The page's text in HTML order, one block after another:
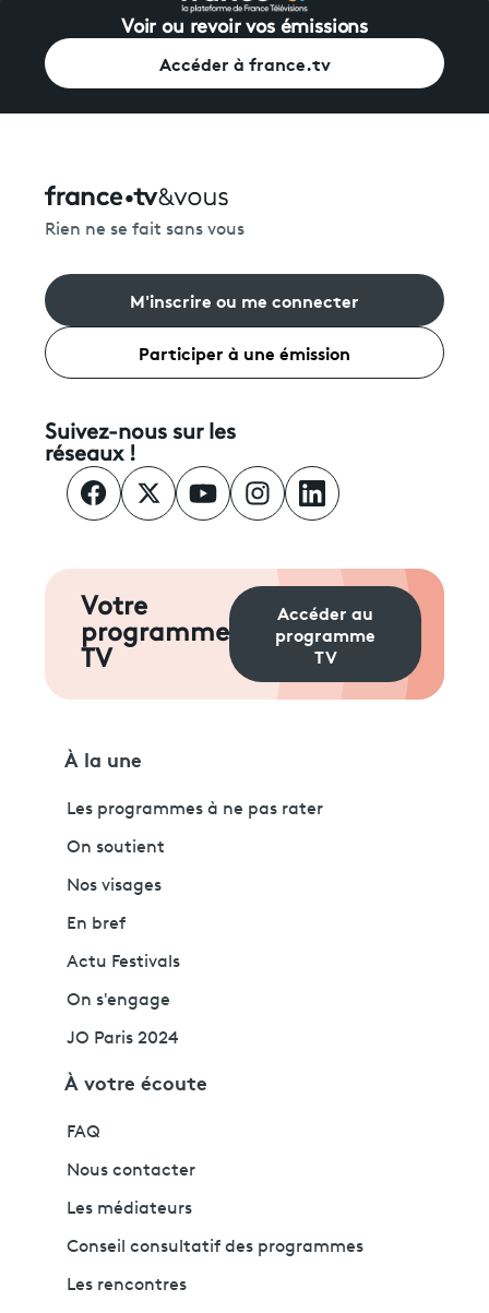
Voir ou revoir vos émissions
Accéder à france.tv
Rien ne se fait sans vous
M'inscrire ou me connecter
Participer à une émission
Suivez-nous sur les
réseaux !
Votre
programme
TV
Accéder au
programme
TV
À la une
Les programmes à ne pas rater
On soutient
Nos visages
En bref
Actu Festivals
On s'engage
JO Paris 2024
À votre écoute
FAQ
Nous contacter
Les médiateurs
Conseil consultatif des programmes
Les rencontres